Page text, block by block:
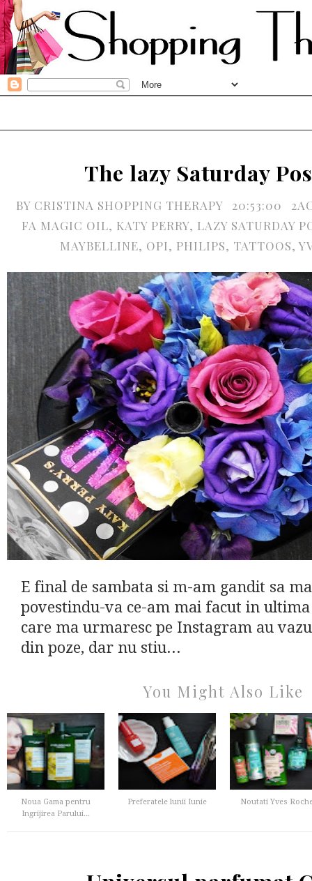
The lazy Saturday
BY CRISTINA SHOPPING THERAPY 20:53:00
FA MAGIC OIL, KATY PERRY, LAZY SATURDAY
MAYBELLINE, OPI, PHILIPS, TATTOOS,
E final de sambata si m-am gandit sa
povestindu-va ce-am mai facut in ultima
care ma urmaresc pe Instagram au
din poze, dar nu stiu...
You Might Also Like
Noua Gama pentru
Ingrijirea Parului...
Preferatele lunii Iunie Noutati Yves